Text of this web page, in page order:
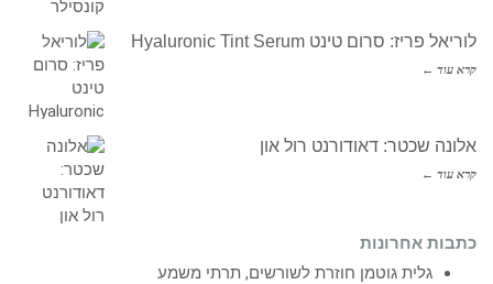
לוריאל פריז: סרום טינט Hyaluronic Tint Serum
קרא עוד ←
אלונה שכטר: דאודורנט רול און
קרא עוד ←
כתבות אחרונות
גלית גוטמן חוזרת לשורשים, תרתי משמע